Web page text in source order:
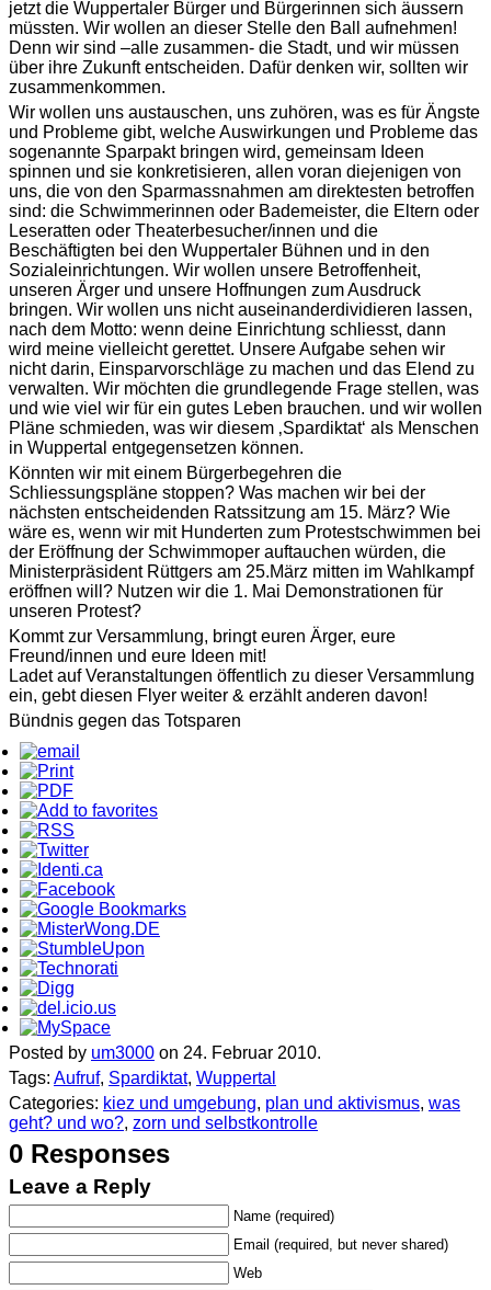
jetzt die Wuppertaler Bürger und Bürgerinnen sich äussern
müssten. Wir wollen an dieser Stelle den Ball aufnehmen!
Denn wir sind –alle zusammen- die Stadt, und wir müssen
über ihre Zukunft entscheiden. Dafür denken wir, sollten wir
zusammenkommen.
Wir wollen uns austauschen, uns zuhören, was es für Ängste
und Probleme gibt, welche Auswirkungen und Probleme das
sogenannte Sparpakt bringen wird, gemeinsam Ideen
spinnen und sie konkretisieren, allen voran diejenigen von
uns, die von den Sparmassnahmen am direktesten betroffen
sind: die Schwimmerinnen oder Bademeister, die Eltern oder
Leseratten oder Theaterbesucher/innen und die
Beschäftigten bei den Wuppertaler Bühnen und in den
Sozialeinrichtungen. Wir wollen unsere Betroffenheit,
unseren Ärger und unsere Hoffnungen zum Ausdruck
bringen. Wir wollen uns nicht auseinanderdividieren lassen,
nach dem Motto: wenn deine Einrichtung schliesst, dann
wird meine vielleicht gerettet. Unsere Aufgabe sehen wir
nicht darin, Einsparvorschläge zu machen und das Elend zu
verwalten. Wir möchten die grundlegende Frage stellen, was
und wie viel wir für ein gutes Leben brauchen. und wir wollen
Pläne schmieden, was wir diesem ‚Spardiktat‘ als Menschen
in Wuppertal entgegensetzen können.
Könnten wir mit einem Bürgerbegehren die
Schliessungspläne stoppen? Was machen wir bei der
nächsten entscheidenden Ratssitzung am 15. März? Wie
wäre es, wenn wir mit Hunderten zum Protestschwimmen bei
der Eröffnung der Schwimmoper auftauchen würden, die
Ministerpräsident Rüttgers am 25.März mitten im Wahlkampf
eröffnen will? Nutzen wir die 1. Mai Demonstrationen für
unseren Protest?
Kommt zur Versammlung, bringt euren Ärger, eure
Freund/innen und eure Ideen mit!
Ladet auf Veranstaltungen öffentlich zu dieser Versammlung
ein, gebt diesen Flyer weiter & erzählt anderen davon!
Bündnis gegen das Totsparen
Posted by um3000 on 24. Februar 2010.
Tags: Aufruf, Spardiktat, Wuppertal
Categories: kiez und umgebung, plan und aktivismus, was
geht? und wo?, zorn und selbstkontrolle
0 Responses
Leave a Reply
Name (required)
Email (required, but never shared)
Web